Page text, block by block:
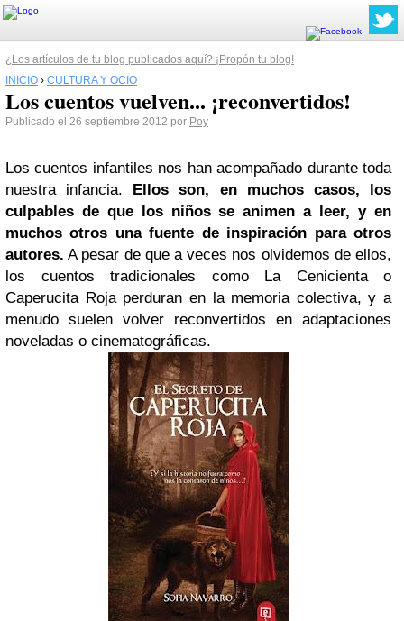
¿Los artículos de tu blog publicados aquí? ¡Propón tu blog!
INICIO › CULTURA Y OCIO
Los cuentos vuelven... ¡reconvertidos!
Publicado el 26 septiembre 2012 por Poy
Los cuentos infantiles nos han acompañado durante toda
nuestra infancia. Ellos son, en muchos casos, los
culpables de que los niños se animen a leer, y en
muchos otros una fuente de inspiración para otros
autores. A pesar de que a veces nos olvidemos de ellos,
los cuentos tradicionales como La Cenicienta o
Caperucita Roja perduran en la memoria colectiva, y a
menudo suelen volver reconvertidos en adaptaciones
noveladas o cinematográficas.